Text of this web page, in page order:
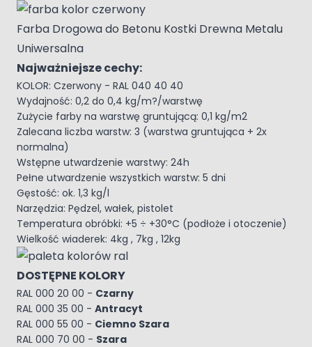
Farba Drogowa do Betonu Kostki Drewna Metalu
Uniwersalna
Najważniejsze cechy:
KOLOR: Czerwony - RAL 040 40 40
Wydajność: 0,2 do 0,4 kg/m?/warstwę
Zużycie farby na warstwę gruntującą: 0,1 kg/m2
Zalecana liczba warstw: 3 (warstwa gruntująca + 2x
normalna)
Wstępne utwardzenie warstwy: 24h
Pełne utwardzenie wszystkich warstw: 5 dni
Gęstość: ok. 1,3 kg/l
Narzędzia: Pędzel, wałek, pistolet
Temperatura obróbki: +5 ÷ +30°C (podłoże i otoczenie)
Wielkość wiaderek: 4kg , 7kg , 12kg
DOSTĘPNE KOLORY
RAL 000 20 00 - Czarny
RAL 000 35 00 - Antracyt
RAL 000 55 00 - Ciemno Szara
RAL 000 70 00 - Szara